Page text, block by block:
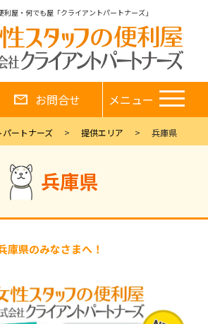
利屋・何でも屋「クライアントパートナーズ」
お問合せ メニュー
ートナーズ 提供エリア 兵庫県
兵庫県
庫県のみなさまへ！